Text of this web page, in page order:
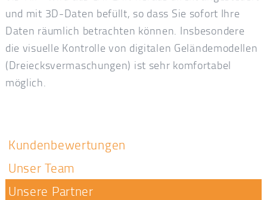
und mit 3D-Daten befüllt, so dass Sie sofort Ihre
Daten räumlich betrachten können. Insbesondere
die visuelle Kontrolle von digitalen Geländemodellen
(Dreiecksvermaschungen) ist sehr komfortabel
möglich.
Kundenbewertungen
Unser Team
Unsere Partner